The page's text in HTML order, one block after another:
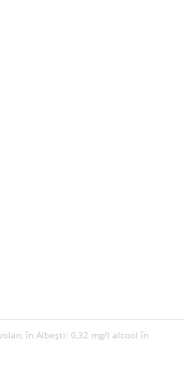
în Albești: 0,32 mg/l alcool în